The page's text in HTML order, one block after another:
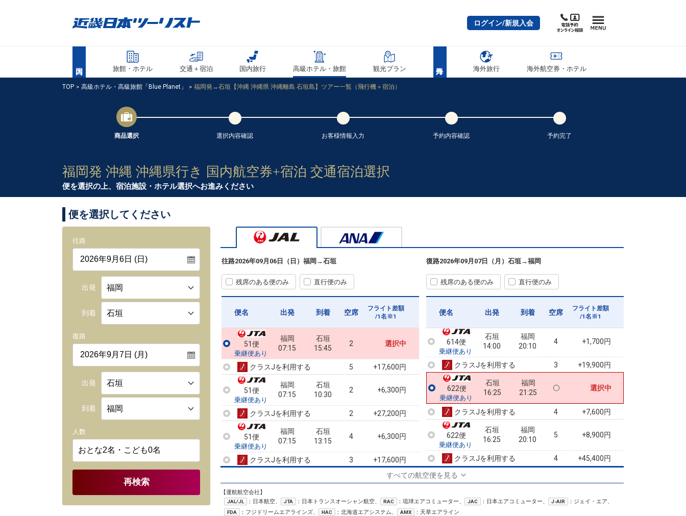
ログイン/新規入会
旅館・ホテル 交通＋宿泊 国内旅行 高級ホテル・旅館 観光プラン 海外旅行 海外航空券・ホテル
TOP 高級ホテル・高級旅館「Blue Planet」 福岡発→石垣【沖縄 沖縄県 沖縄離島 石垣島】ツアー一覧（飛行機＋宿泊）
商品選択 選択内容確認 お客様情報 入力 予約内容確認 予約完了
福岡発 沖縄 沖縄県行き 国内航空券+宿泊 交通宿泊選択
便を選択の上、宿泊施設・ホテル選択へお進みください
便を選択してください
往路
出発
到着
復路
出発
到着
人数
再検索
往路2026年09月06日（日） 福岡 →石垣
残席のある便のみ 直行便のみ
便名 出発 到着 空席
フライト差額
/1名※1
51便
乗継便あり
福岡
07:15
石垣
15:45
2 選択中
クラスJを利用する 5 +17,600円
51便
乗継便あり
福岡
07:15
石垣
10:30
2 +6,300円
クラスJを利用する 2 +27,200円
51便
乗継便あり
福岡
07:15
石垣
13:15
4 +6,300円
クラスJを利用する 3 +17,600円
53便
乗継便あり
3 +6,300円
クラスJを利用する +27,200円
復路2026年09月07日（月） 石垣→福岡
残席のある便のみ 直行便のみ
便名 出発 到着 空席
フライト差額
/1名※1
乗継便あり
08:55
16:45
+0円
乗継便あり
石垣
11:15
15:05
乗継便あり
クラスJを利用する 2
石垣
福岡
612便
乗継便あり
+0円
614便
石垣
14:00
福岡
21:25
+0円
クラスJを利用する 8 +7,600円
614便
乗継便あり
石垣
14:00
福岡
20:10
4 +1,700円
クラスJを利用する 3 +19,900円
622便
乗継便あり
石垣
16:25
福岡
21:25
選択中
クラスJを利用する 4 +7,600円
622便
乗継便あり
石垣
16:25
福岡
20:10
5 +8,900円
クラスJを利用する 4 +45,400円
すべての航空便を見る
【運航航空会社】
JAL/JL ：日本航空、 JTA ：日本トランスオーシャン航空、 RAC ：琉球エアコミューター、 JAC ：日本エアコミューター、 J-AIR ：ジェイ・エア、
FDA ：フジドリームエアラインズ、 HAC ：北海道エアシステム、 AMX
：天草エアライン